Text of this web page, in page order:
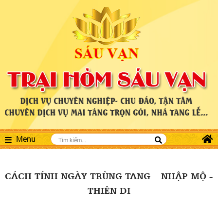
Menu
CÁCH TÍNH NGÀY TRÙNG TANG – NHẬP MỘ -
THIÊN DI